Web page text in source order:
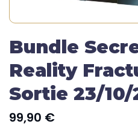
Bundle
Reality
Sortie 23/10/
99,90 €